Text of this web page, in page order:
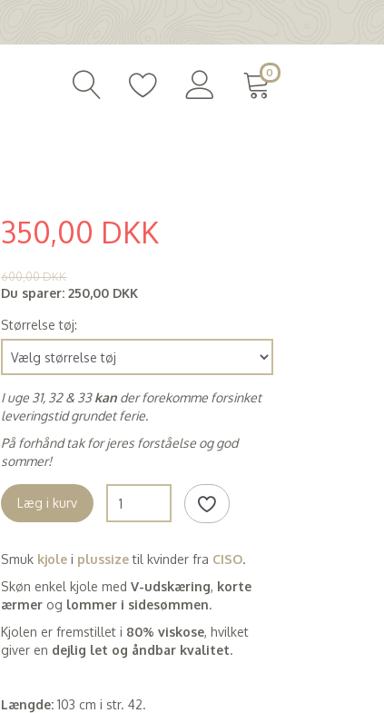
0
350,00 DKK
600,00 DKK
Du sparer:250,00 DKK
Størrelse tøj:
I uge 31, 32 & 33kan der forekomme forsinket
leveringstid grundet ferie.
På forhånd tak for jeres forståelse og god
sommer!
Læg i kurv
Smuk kjole i plussize til kvinder fra CISO.
Skøn enkel kjole medV-udskæring, korte
ærmer og lommer i sidesømmen.
Kjolen er fremstillet i 80% viskose, hvilket
giver en dejlig let og åndbar kvalitet.
Længde:103 cm i str. 42.